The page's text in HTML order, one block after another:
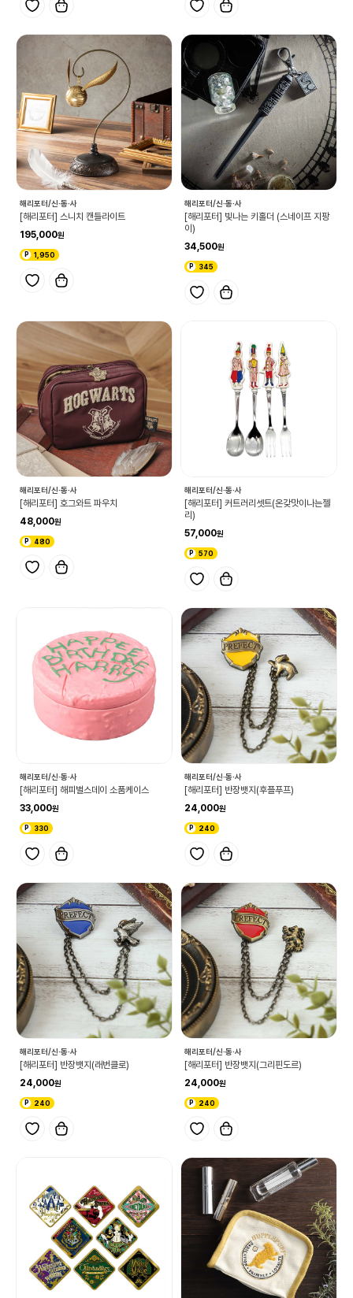
해리포터/신·동·사
[해리포터] 스니치 캔들라이트
195,000
1,950
해리포터/신·동·사
[해리포터] 빛나는 키홀더 (스네이프 지팡
이)
34,500
345
해리포터/신·동·사
[해리포터] 호그와트 파우치
48,000
480
해리포터/신·동·사
[해리포터] 커트러리셋트(온갖맛이나는젤
리)
57,000
570
해리포터/신·동·사
[해리포터] 해피벌스데이 소품케이스
33,000
330
해리포터/신·동·사
[해리포터] 반장뱃지(후플푸프)
24,000
240
해리포터/신·동·사
[해리포터] 반장뱃지(래번클로)
24,000
240
해리포터/신·동·사
[해리포터] 반장뱃지(그리핀도르)
24,000
240